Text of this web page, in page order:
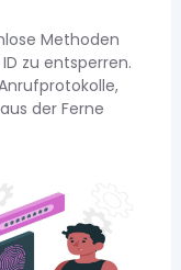
Methoden
zu entsperren.
der Ferne